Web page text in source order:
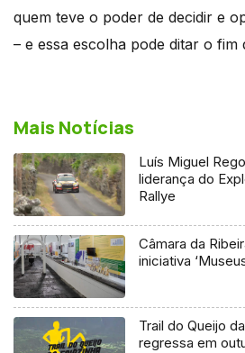
quem teve o poder de decidir e
– e essa escolha pode ditar o fim
Mais Notícias
Luís Miguel
liderança do
Rallye
Câmara da
iniciativa
Trail do Queijo
regressa em